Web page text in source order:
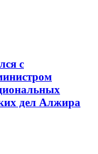
с
дел Алжира